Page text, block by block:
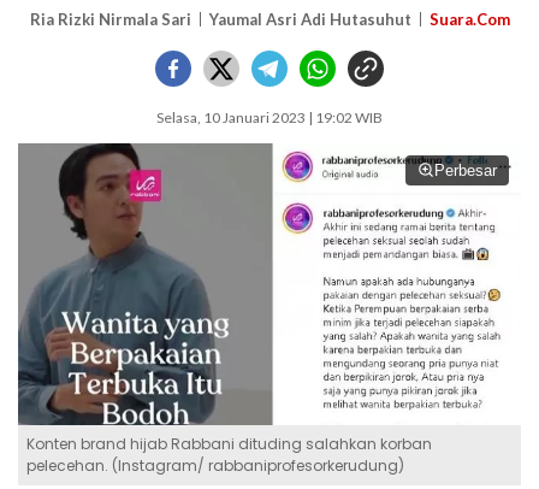
Ria Rizki Nirmala Sari Yaumal Asri Adi Hutasuhut Suara.Com
Selasa, 10 Januari 2023 | 19:02 WIB
Perbesar
Konten brand hijab Rabbani dituding salahkan korban
pelecehan. (Instagram/ rabbaniprofesorkerudung)